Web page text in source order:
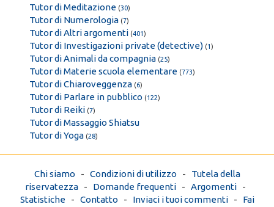
Tutor di Meditazione (30)
Tutor di Numerologia (7)
Tutor di Altri argomenti (401)
Tutor di Investigazioni private (detective) (1)
Tutor di Animali da compagnia (25)
Tutor di Materie scuola elementare (773)
Tutor di Chiaroveggenza (6)
Tutor di Parlare in pubblico (122)
Tutor di Reiki (7)
Tutor di Massaggio Shiatsu
Tutor di Yoga (28)
Chi siamo - Condizioni di utilizzo - Tutela della
riservatezza- Domande frequenti- Argomenti-
Statistiche- Contatto - Inviaci i tuoi commenti- Fai